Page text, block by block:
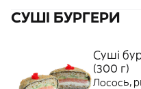
СУШІ БУРГЕРИ
Суші
(300 г)
Лосось,